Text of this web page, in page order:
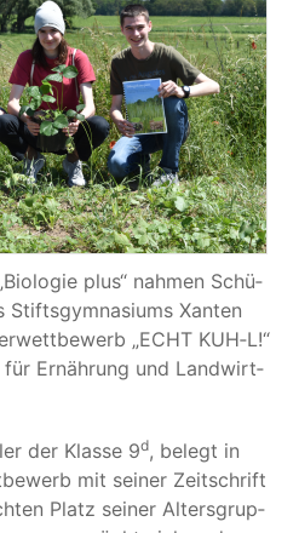
Bio­lo­gie plus“ nah­men Schü­
Stifts­gym­na­si­ums Xan­ten
„ECHT KUH‑L!“
für Ernäh­rung und Land­wirt­
der Klas­se 9d, belegt in
mit sei­ner Zeit­schrift
Platz sei­ner Alters­grup­